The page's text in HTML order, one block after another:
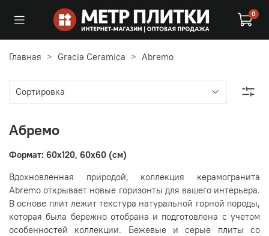
0
Главная Gracia Ceramica Abremo
Абремо
Формат: 60x120, 60x60 (см)
Вдохновленная природой, коллекция керамогранита
Abremo открывает новые горизонты для вашего интерьера.
В основе плит лежит текстура натуральной горной породы,
которая была бережно отобрана и подготовлена с учетом
особенностей коллекции. Бежевые и серые плиты со